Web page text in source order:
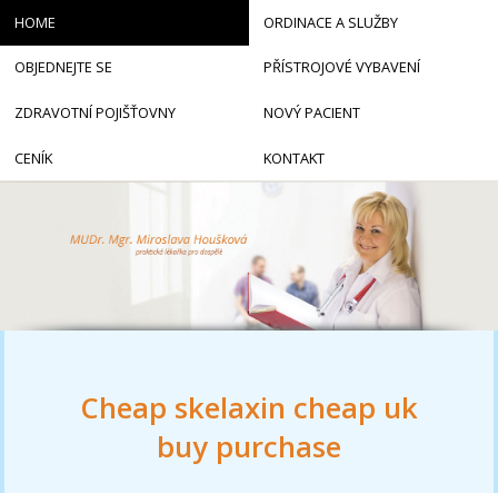
Cheap skelaxin cheap uk
buy purchase
HOME ORDINACE A SLUŽBY
OBJEDNEJTE SE PŘÍSTROJOVÉ VYBAVENÍ
ZDRAVOTNÍ POJIŠŤOVNY NOVÝ PACIENT
CENÍK KONTAKT